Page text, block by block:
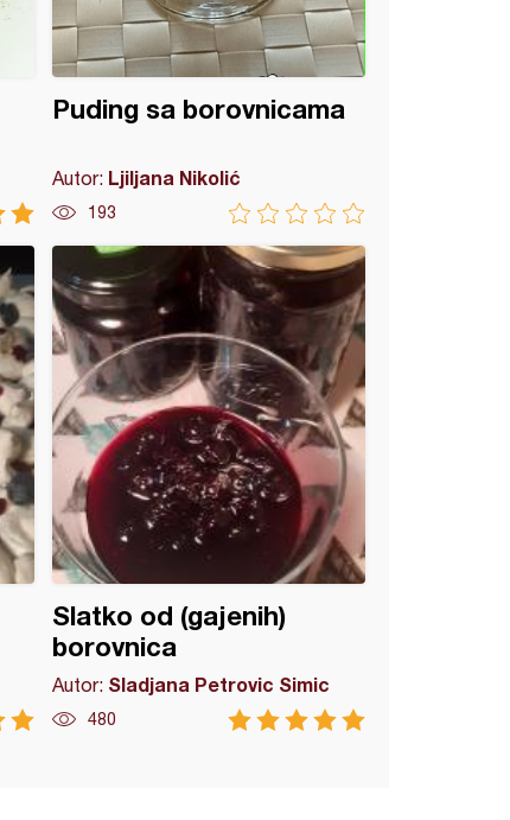
Puding sa borovnicama
Autor: Ljiljana Nikolić
193
Slatko od (gajenih)
borovnica
Autor: Sladjana Petrovic Simic
480